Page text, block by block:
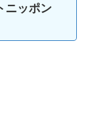
ニッポン